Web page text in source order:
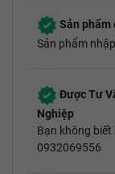
Sản phẩm
Sản phẩm
Được Tư
Nghiệp
Bạn không
0932069556